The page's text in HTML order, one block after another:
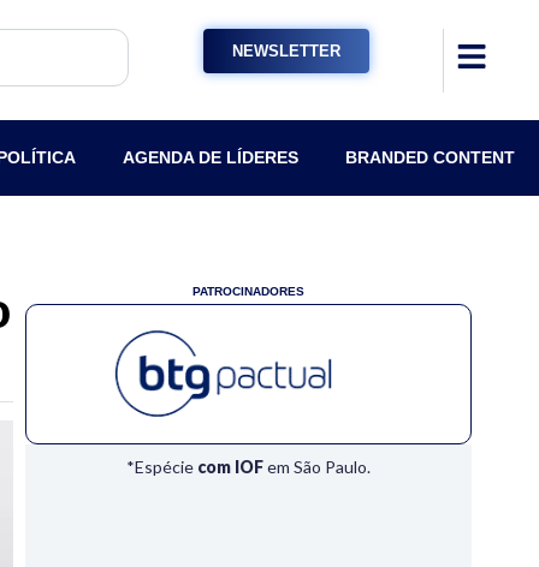
NEWSLETTER
AGENDA DE LÍDERES BRANDED CONTENT
PATROCINADORES